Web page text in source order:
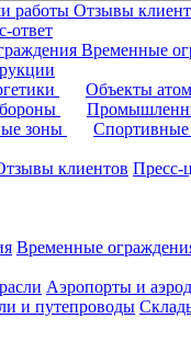
работы Отзывы
ответ
Временные
Объекты
зоны Спортивные
клиентов Пресс-
Временные
Аэропорты и
и путепроводы